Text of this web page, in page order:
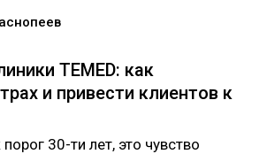
TEMED: как
и привести клиентов к
30-ти лет, это чувство